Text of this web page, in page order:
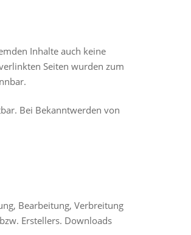
Inhalte auch keine
Seiten wurden zum
Bei Bekanntwerden von
Bearbeitung, Verbreitung
Erstellers. Downloads